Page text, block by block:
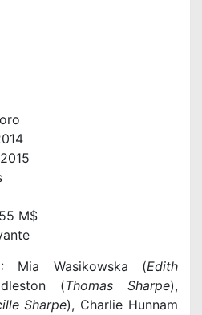
M$
Mia Wasikowska (Edith
(Thomas Sharpe),
Sharpe), Charlie Hunnam